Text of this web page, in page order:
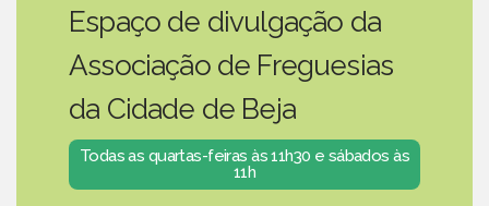
Espaço de divulgação da
Associação de Freguesias
da Cidade de Beja
Todas as quartas-feiras às 11h30 e sábados às
11h